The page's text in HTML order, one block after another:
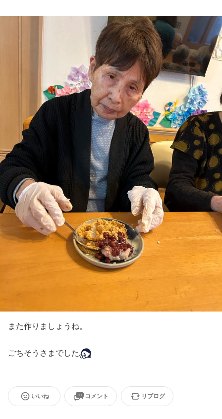
また作りましょうね。
ごちそうさまでした
いいね コメント リブログ